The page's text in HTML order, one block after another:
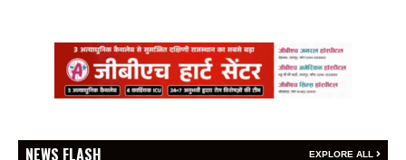
NEWS FLASH EXPLORE ALL